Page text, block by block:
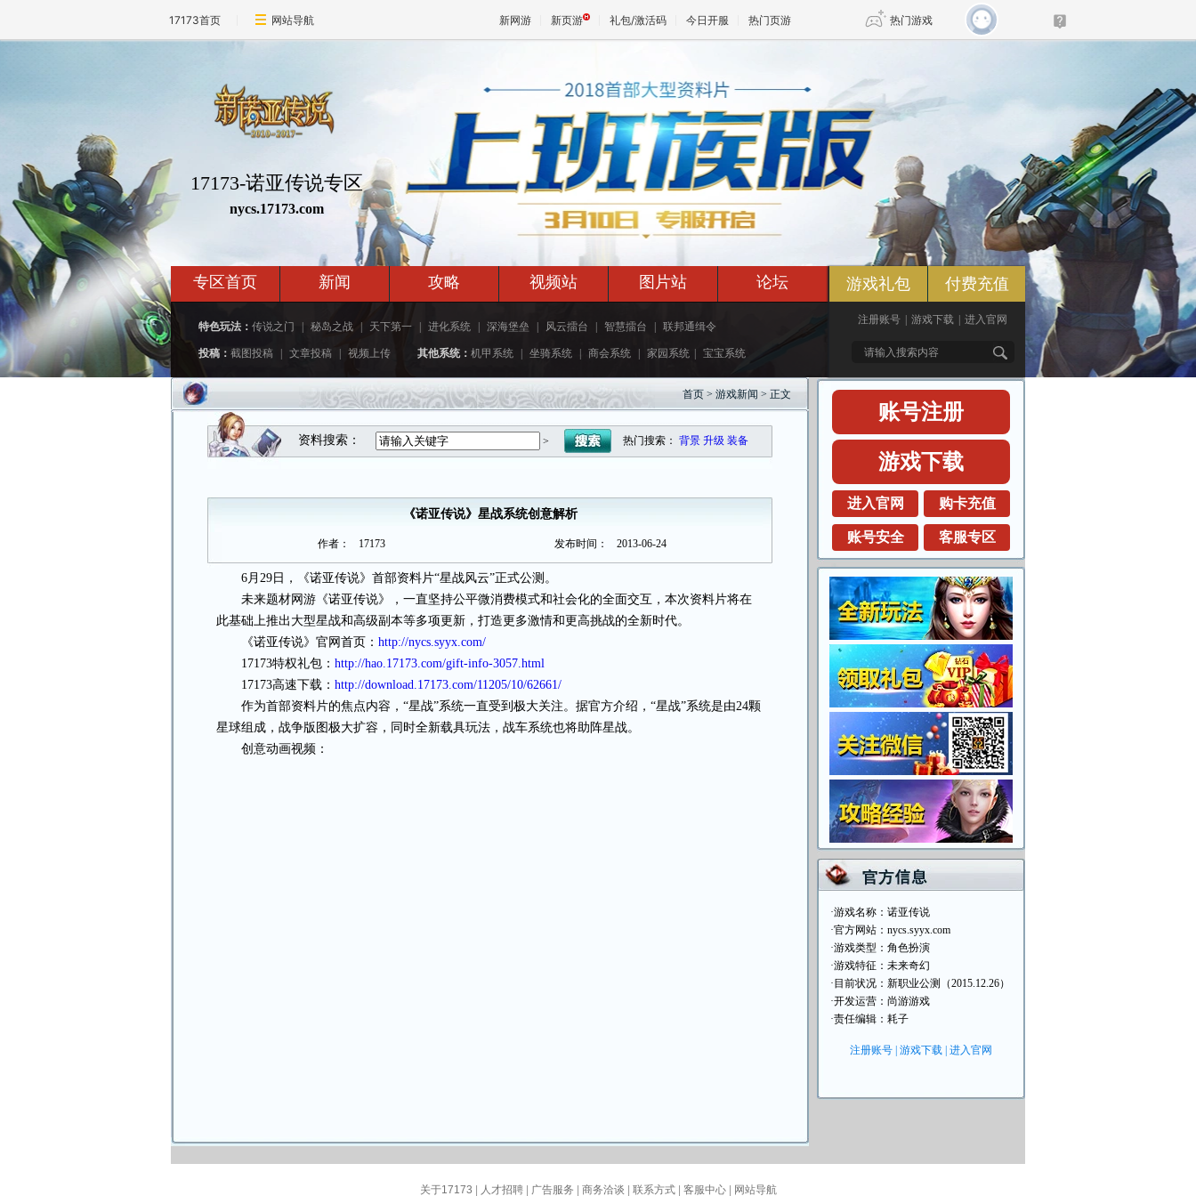
17173首页 网站导航 新网游 新页游 礼包/激活码 今日开服 热门页游 热门游戏
魔兽 DNF 传奇4
天堂 剑网3旗舰版 新天龙八部
仙剑世界
17173-诺亚传说专区
nycs.17173.com
专区首页 新闻 攻略 视频站 图片站 论坛
特色玩法： 传说之门 秘岛之战 天下第一 进化系统 深海堡垒 风云擂台 智慧擂台 联邦通缉令
投稿： 截图投稿 文章投稿 视频上传 其他系统： 机甲系统 坐骑系统 商会系统 家园系统 宝宝系统
游戏礼包 付费充值
注册账号 游戏下载 进入官网
首页 > 游戏新闻 > 正文
资料搜索： > 热门搜索： 背景 升级 装备
《诺亚传说》星战系统创意解析
作者： 17173 发布时间： 2013-06-24
6月29日，《诺亚传说》首部资料片“星战风云”正式公测。
未来题材网游《诺亚传说》，一直坚持公平微消费模式和社会化的全面交互，本次资料片将在
此基础上推出大型星战和高级副本等多项更新，打造更多激情和更高挑战的全新时代。
《诺亚传说》官网首页： http://nycs.syyx.com/
17173特权礼包： http://hao.17173.com/gift-info-3057.html
17173高速下载： http://download.17173.com/11205/10/62661/
作为首部资料片的焦点内容，“星战”系统一直受到极大关注。据官方介绍，“星战”系统是由24颗
星球组成，战争版图极大扩容，同时全新载具玩法，战车系统也将助阵星战。
创意动画视频：
账号注册
游戏下载
进入官网 购卡充值
账号安全 客服专区
·游戏名称： 诺亚传说
·官方网站： nycs.syyx.com
·游戏类型：角色扮演
·游戏特征：未来奇幻
·目前状况：新职业公测（2015.12.26）
·开发运营： 尚游游戏
·责任编辑：耗子
注册账号 游戏下载 进入官网
关于17173 人才招聘| 广告服务 商务洽谈 联系方式| 客服中心| 网站导航